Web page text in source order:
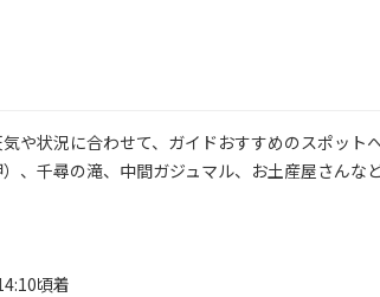
状況に合わせて、ガイドおすすめのスポット
、千尋の滝、中間ガジュマル、お土産屋さんな
頃着